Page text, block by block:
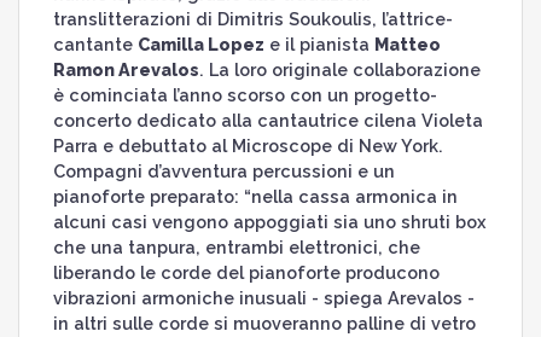
translitterazioni di Dimitris Soukoulis, l’attrice-
cantante Camilla Lopez e il pianista Matteo
Ramon Arevalos. La loro originale collaborazione
è cominciata l’anno scorso con un progetto-
concerto dedicato alla cantautrice cilena Violeta
Parra e debuttato al Microscope di New York.
Compagni d’avventura percussioni e un
pianoforte preparato: “nella cassa armonica in
alcuni casi vengono appoggiati sia uno shruti box
che una tanpura, entrambi elettronici, che
liberando le corde del pianoforte producono
vibrazioni armoniche inusuali - spiega Arevalos -
in altri sulle corde si muoveranno palline di vetro